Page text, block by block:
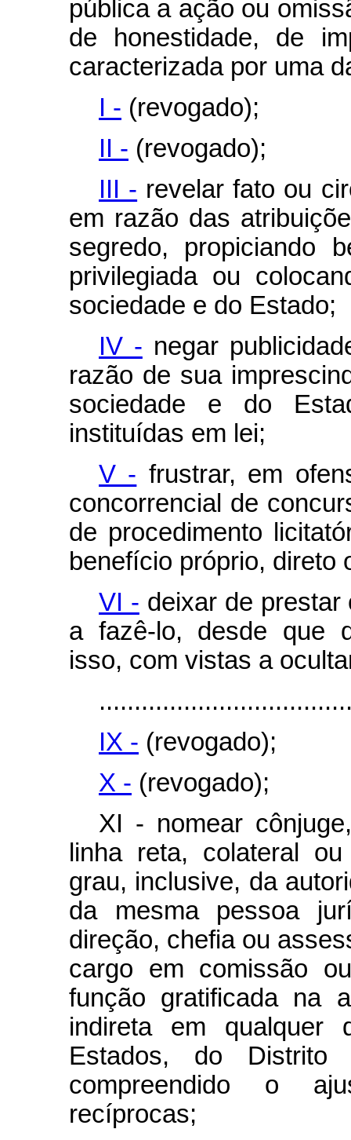
pública a ação ou
de honestidade, de
caracterizada por uma
I - (revogado);
II - (revogado);
III - revelar fato ou
em razão das
segredo, propiciando
privilegiada ou
sociedade e do Estado;
IV - negar
razão de sua
sociedade e do
instituídas em lei;
V - frustrar, em
concorrencial de
de procedimento
benefício próprio, direto
VI - deixar de prestar
a fazê-lo, desde que
isso, com vistas a
IX - (revogado);
X - (revogado);
XI - nomear
linha reta, colateral
grau, inclusive, da
da mesma pessoa
direção, chefia ou
cargo em comissão
função gratificada na
indireta em qualquer
Estados, do Distrito
compreendido o
recíprocas;